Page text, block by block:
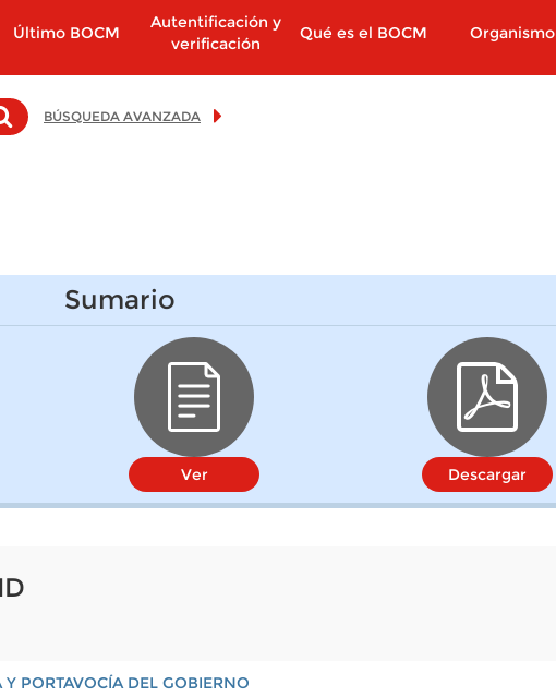
Último BOCM
Autentificación y
verificación
Qué es el BOCM Organismo
BÚSQUEDA AVANZADA
Sumario
Ver Descargar
PORTAVOCÍA DEL GOBIERNO